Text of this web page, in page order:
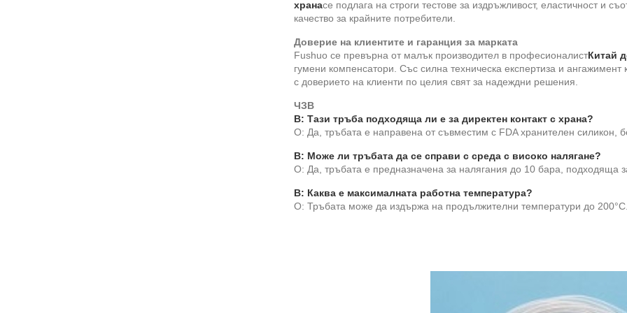
хранасе подлага на строги тестове за издръжливост, еластичност и
качество за крайните потребители.
Доверие на клиентите и гаранция за марката
Fushuo се превърна от малък производител в професионалистКитай
гумени компенсатори. Със силна техническа експертиза и ангажимент
с доверието на клиенти по целия свят за надеждни решения.
ЧЗВ
В: Тази тръба подходяща ли е за директен контакт с храна?
О: Да, тръбата е направена от съвместим с FDA хранителен силикон,
В: Може ли тръбата да се справи с среда с високо налягане?
О: Да, тръбата е предназначена за налягания до 10 бара, подходяща
В: Каква е максималната работна температура?
О: Тръбата може да издържа на продължителни температури до